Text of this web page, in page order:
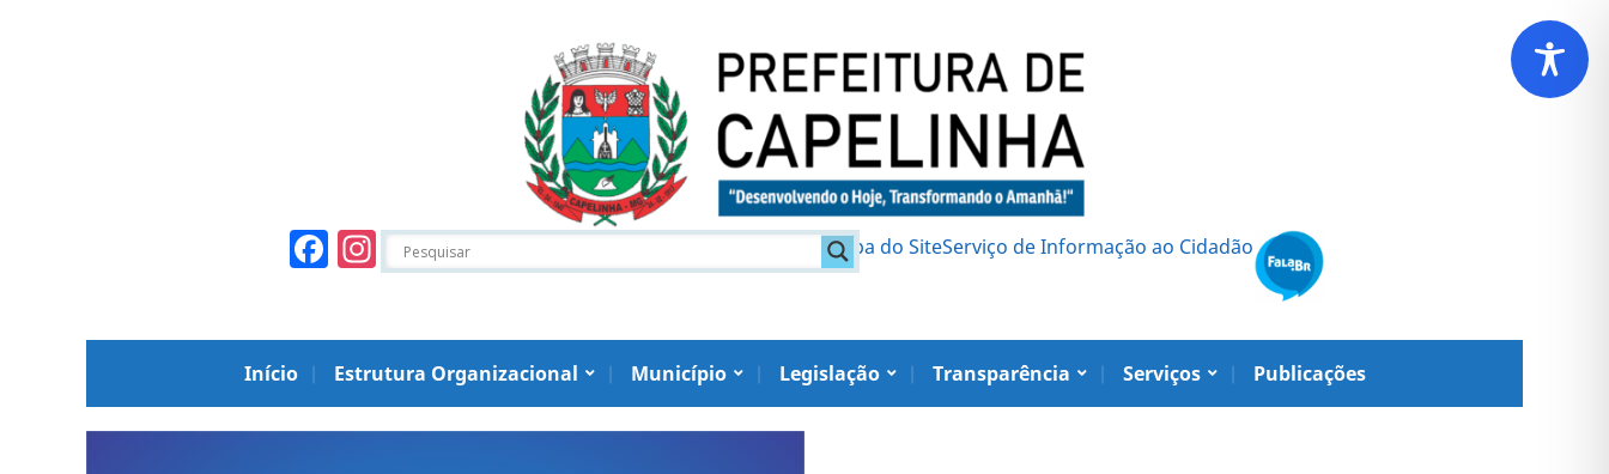
Facebook
Instagram Mapa do SiteServiço de Informação ao Cidadão
Início Estrutura Organizacional Município Legislação Transparência Serviços Publicações